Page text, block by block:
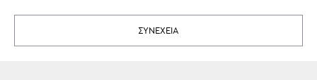
ΣΥΝΈΧΕΙΑ